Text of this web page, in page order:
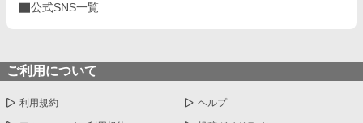
公式SNS一覧
ご利用について
利用規約 ヘルプ